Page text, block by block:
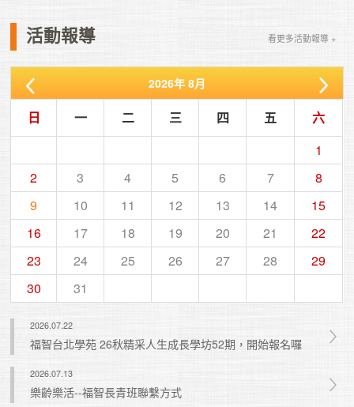
活動報導 看更多活動報導 +
2026年 8月
日 一 二 三 四 五
六
1
2
3 4 5 6 7
8
9
10 11 12 13 14
15
16
17 18 19 20 21
22
23
24 25 26 27 28
29
30
31
2026.07.22
福智台北學苑 26秋精采人生成長學坊52期，開始報名囉
2026.07.13
樂齡樂活--福智長青班聯繫方式